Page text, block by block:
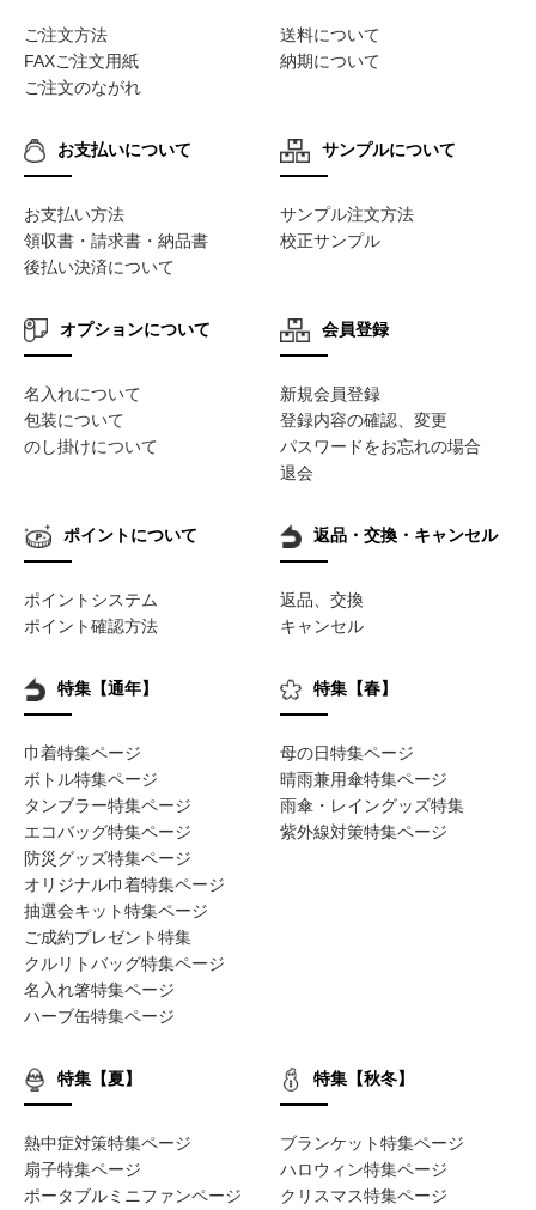
ご注文方法
FAXご注文用紙
ご注文のながれ
送料について
納期について
お支払いについて
お支払い方法
領収書・請求書・納品書
後払い決済について
サンプルについて
サンプル注文方法
校正サンプル
オプションについて
名入れについて
包装について
のし掛けについて
会員登録
新規会員登録
登録内容の確認、変更
パスワードをお忘れの場合
退会
ポイントについて
ポイントシステム
ポイント確認方法
返品・交換・キャンセル
返品、交換
キャンセル
特集【通年】
巾着特集ページ
ボトル特集ページ
タンブラー特集ページ
エコバッグ特集ページ
防災グッズ特集ページ
オリジナル巾着特集ページ
抽選会キット特集ページ
ご成約プレゼント特集
クルリトバッグ特集ページ
名入れ箸特集ページ
ハーブ缶特集ページ
特集【春】
母の日特集ページ
晴雨兼用傘特集ページ
雨傘・レイングッズ特集
紫外線対策特集ページ
特集【夏】
熱中症対策特集ページ
扇子特集ページ
ポータブルミニファンページ
特集【秋冬】
ブランケット特集ページ
ハロウィン特集ページ
クリスマス特集ページ